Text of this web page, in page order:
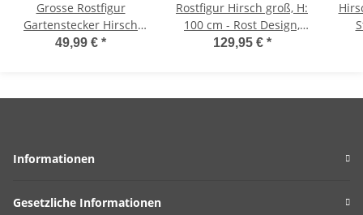
Grosse Rostfigur
Gartenstecker Hirsch
H:84 cm - Winterdeko,
49,99 € *
Rostfigur Hirsch groß, H:
100 cm - Rost Design,
Dekofigur für den
129,95 € *
Informationen
Gesetzliche Informationen